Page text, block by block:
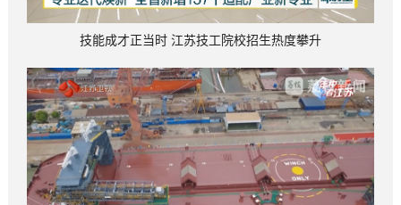
技能成才正当时 江苏技工院校招生热度攀升